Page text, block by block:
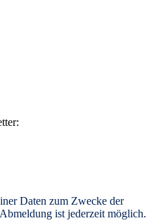
Daten zum Zwecke der
ist jederzeit möglich.